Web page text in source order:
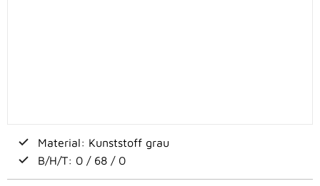
Material: Kunststoff grau
B/H/T: 0 / 68 / 0